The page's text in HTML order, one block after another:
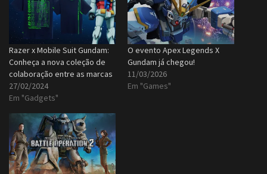
Razer x Mobile Suit Gundam:
Conheça a nova coleção de
colaboração entre as marcas
27/02/2024
Em "Gadgets"
O evento Apex Legends X
Gundam já chegou!
11/03/2026
Em "Games"